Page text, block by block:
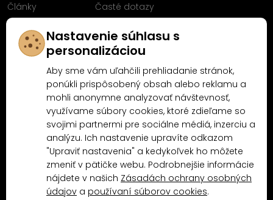
Články
Časté dotazy
Facebooku
Proč nakoupit u MN-Modelář.cz
4.9/5(10481x) 4.5/5 (189x)
Nastavenie súhlasu s
personalizáciou
Aby sme vám uľahčili prehliadanie stránok,
ponúkli prispôsobený obsah alebo reklamu a
mohli anonymne analyzovať návštevnosť,
využívame súbory cookies, ktoré zdieľame so
svojimi partnermi pre sociálne médiá, inzerciu a
analýzu. Ich nastavenie upravíte odkazom
"Upraviť nastavenia" a kedykoľvek ho môžete
zmeniť v pätičke webu. Podrobnejšie informácie
nájdete v našich Zásadách ochrany osobných
údajov a používaní súborov cookies.